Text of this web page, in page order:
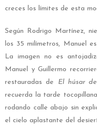
creces los límites de esta
Según Rodrigo Martínez,
los 35 milímetros, Manuel
La imagen no es
Manuel y Guillermo
restauradas de El húsar
recuerda la tarde
rodando calle abajo sin
el cielo aplastante del